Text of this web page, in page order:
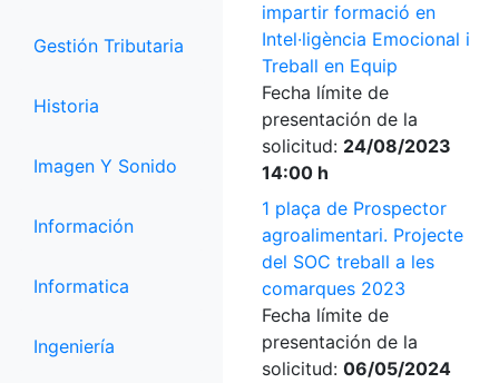
Gestión Tributaria
Historia
Imagen Y Sonido
Información
Informatica
Ingeniería
impartir formació en
Intel·ligència Emocional i
Treball en Equip
Fecha límite de
presentación de la
solicitud: 24/08/2023
14:00 h
1 plaça de Prospector
agroalimentari. Projecte
del SOC treball a les
comarques 2023
Fecha límite de
presentación de la
solicitud: 06/05/2024